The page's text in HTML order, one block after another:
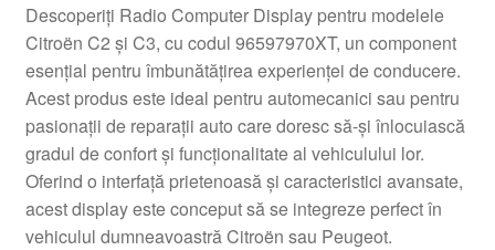
Despre noi
Finalizare comandă
Livrare
Livrare în toată lumea
Descoperiți Radio Computer Display pentru modelele
Citroën C2 și C3, cu codul 96597970XT, un component
esențial pentru îmbunătățirea experienței de conducere.
Acest produs este ideal pentru automecanici sau pentru
pasionații de reparații auto care doresc să-și înlocuiască
gradul de confort și funcționalitate al vehiculului lor.
Oferind o interfață prietenoasă și caracteristici avansate,
acest display este conceput să se integreze perfect în
vehiculul dumneavoastră Citroën sau Peugeot.